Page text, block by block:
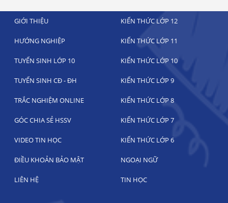
GIỚI THIỆU KIẾN THỨC LỚP 12
HƯỚNG NGHIỆP KIẾN THỨC LỚP 11
TUYỂN SINH LỚP 10 KIẾN THỨC LỚP 10
TUYỂN SINH CĐ - ĐH KIẾN THỨC LỚP 9
TRẮC NGHIỆM ONLINE KIẾN THỨC LỚP 8
GÓC CHIA SẺ HSSV KIẾN THỨC LỚP 7
VIDEO TIN HỌC KIẾN THỨC LỚP 6
ĐIỀU KHOẢN BẢO MẬT NGOẠI NGỮ
LIÊN HỆ TIN HỌC